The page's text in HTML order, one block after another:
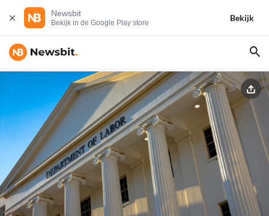
Newsbit
Bekijk in de Google Play store
Bekijk